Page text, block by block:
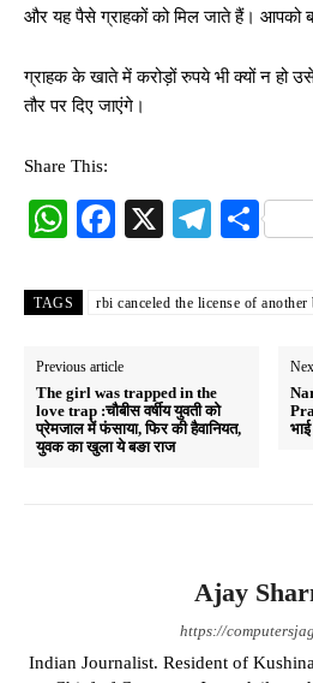
और यह पैसे ग्राहकों को मिल जाते हैं। आपको
ग्राहक के खाते में करोड़ों रुपये भी क्यों न हो
तौर पर दिए जाएंगे।
Share This:
W
ts
pp
Fa
bo
X
Te
gr
S
re
TAGS rbi canceled the license of another
Previous article
The girl was trapped in the
love trap :चौबीस वर्षीय युवती को
प्रेमजाल में फंसाया, फिर की हैवानियत,
युवक का खुला ये बङा राज
भाई
Ajay
https://
Indian Journalist. Resident of